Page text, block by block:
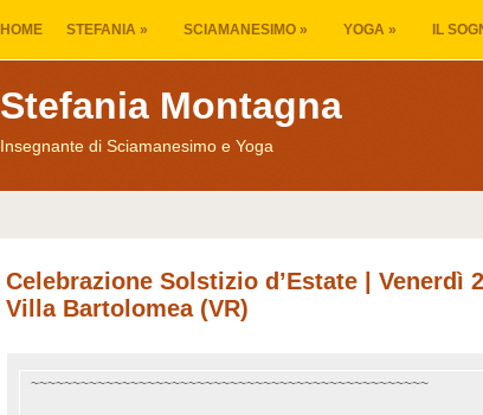
HOME STEFANIA » SCIAMANESIMO » YOGA » IL
Stefania Montagna
Insegnante di Sciamanesimo e Yoga
Celebrazione Solstizio d’Estate | Venerdì
Villa Bartolomea (VR)
~~~~~~~~~~~~~~~~~~~~~~~~~~~~~~~~~~~~~~~~~~~~~~~~